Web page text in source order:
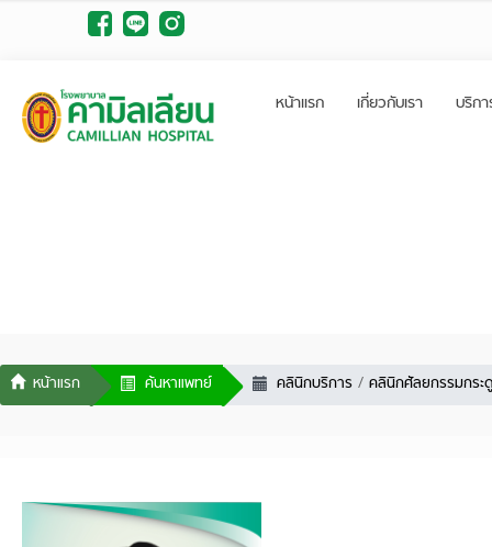
หน้าแรก เกี่ยวกับเรา บริก
ค้นหาแพทย์ คลินิกบริการ คลินิกศัลยกรรมกระ